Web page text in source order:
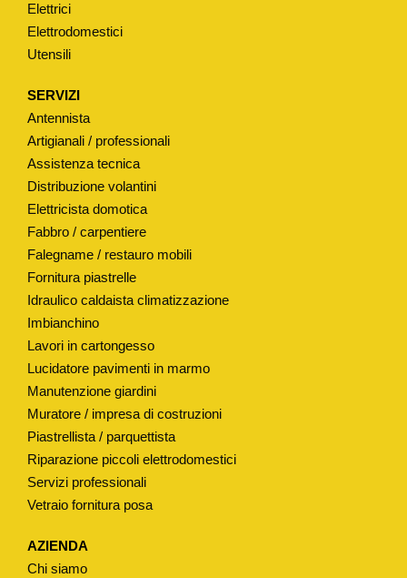
N
A
E
T
P
O
Z
U
C
E
T
T
H
5
Elettrici
Elettrodomestici
Utensili
SERVIZI
Antennista
Artigianali / professionali
Assistenza tecnica
Distribuzione volantini
Elettricista domotica
Fabbro / carpentiere
Falegname / restauro mobili
Fornitura piastrelle
Idraulico caldaista climatizzazione
Imbianchino
Lavori in cartongesso
Lucidatore pavimenti in marmo
Manutenzione giardini
Muratore / impresa di costruzioni
Piastrellista / parquettista
Riparazione piccoli elettrodomestici
Servizi professionali
Vetraio fornitura posa
AZIENDA
Chi siamo